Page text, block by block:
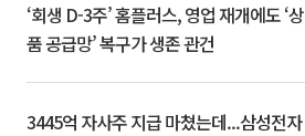
‘회생 D-3주’ 홈플러스, 영업 재개에도 ‘상
품 공급망’ 복구가 생존 관건
3445억 자사주 지급 마쳤는데...삼성전자